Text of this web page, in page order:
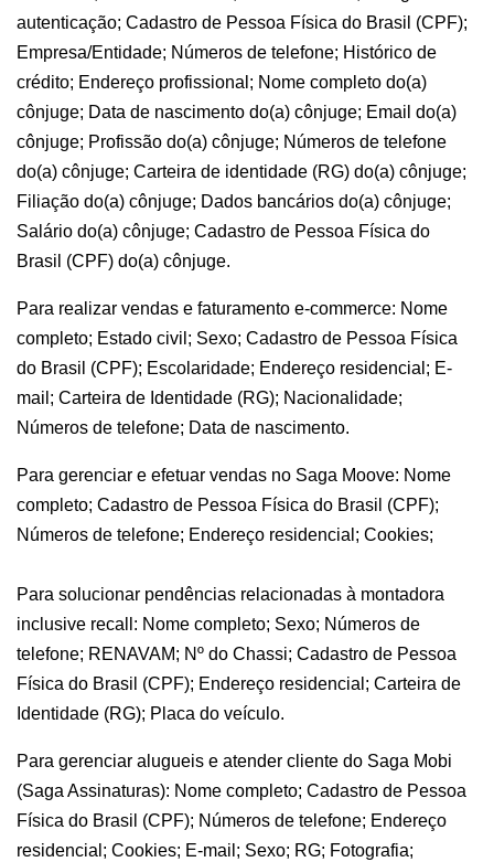
autenticação; Cadastro de Pessoa Física do Brasil (CPF);
Empresa/Entidade; Números de telefone; Histórico de
crédito; Endereço profissional; Nome completo do(a)
cônjuge; Data de nascimento do(a) cônjuge; Email do(a)
cônjuge; Profissão do(a) cônjuge; Números de telefone
do(a) cônjuge; Carteira de identidade (RG) do(a) cônjuge;
Filiação do(a) cônjuge; Dados bancários do(a) cônjuge;
Salário do(a) cônjuge; Cadastro de Pessoa Física do
Brasil (CPF) do(a) cônjuge.
Para realizar vendas e faturamento e-commerce: Nome
completo; Estado civil; Sexo; Cadastro de Pessoa Física
do Brasil (CPF); Escolaridade; Endereço residencial; E-
mail; Carteira de Identidade (RG); Nacionalidade;
Números de telefone; Data de nascimento.
Para gerenciar e efetuar vendas no Saga Moove: Nome
completo; Cadastro de Pessoa Física do Brasil (CPF);
Números de telefone; Endereço residencial; Cookies;
Para solucionar pendências relacionadas à montadora
inclusive recall: Nome completo; Sexo; Números de
telefone; RENAVAM; Nº do Chassi; Cadastro de Pessoa
Física do Brasil (CPF); Endereço residencial; Carteira de
Identidade (RG); Placa do veículo.
Para gerenciar alugueis e atender cliente do Saga Mobi
(Saga Assinaturas): Nome completo; Cadastro de Pessoa
Física do Brasil (CPF); Números de telefone; Endereço
residencial; Cookies; E-mail; Sexo; RG; Fotografia;